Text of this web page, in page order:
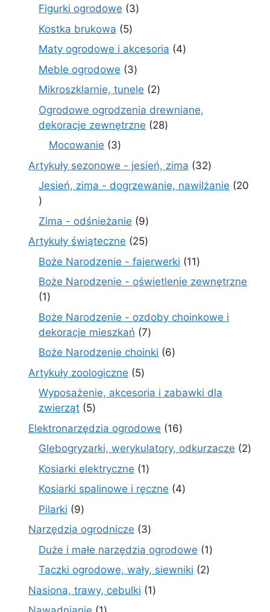
Figurki ogrodowe 33
Kostka brukowa 55
produktów
Maty ogrodowe i akcesoria 44
Meble ogrodowe 33
produkty
Mikroszklarnie, tunele 22
produkty
Ogrodowe ogrodzenia drewniane,
dekoracje zewnętrzne
2828
Mocowanie 33
produkty
Artykuły sezonowe - jesień, zima 3232
produkty
Jesień, zima - dogrzewanie, nawilżanie
20
20
produktów
Zima - odśnieżanie 99
produktów
Artykuły świąteczne 2525
produktów
Boże Narodzenie - fajerwerki 1111
produktów
Boże Narodzenie - oświetlenie zewnętrzne
11
produkt
Boże Narodzenie - ozdoby choinkowe i
dekoracje mieszkań 77
produktów
Boże Narodzenie choinki 66
Artykuły zoologiczne 55
produktów
Wyposażenie, akcesoria i zabawki dla
zwierząt 55
produktów
Elektronarzędzia ogrodowe 1616
produktów
Glebogryzarki, werykulatory, odkurzacze 22
Kosiarki elektryczne 11
produkt
Kosiarki spalinowe i ręczne 44
Pilarki 99
produktów
Narzędzia ogrodnicze 33
produkty
Duże i małe narzędzia ogrodowe 11
Taczki ogrodowe, wały, siewniki 22
Nasiona, trawy, cebulki 11